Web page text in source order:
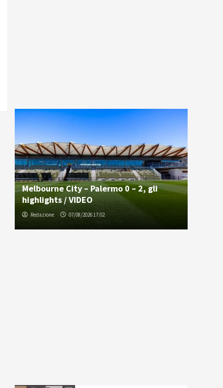
Melbourne City – Palermo 0 – 2, gli
highlights / VIDEO
Redazione 07/08/2026 17:02